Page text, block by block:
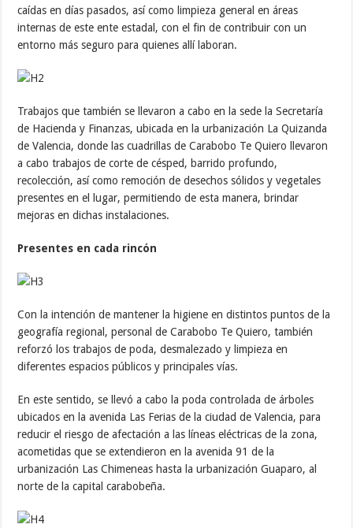
caídas en días pasados, así como limpieza general en áreas
internas de este ente estadal, con el fin de contribuir con un
entorno más seguro para quienes allí laboran.
Trabajos que también se llevaron a cabo en la sede la Secretaría
de Hacienda y Finanzas, ubicada en la urbanización La Quizanda
de Valencia, donde las cuadrillas de Carabobo Te Quiero llevaron
a cabo trabajos de corte de césped, barrido profundo,
recolección, así como remoción de desechos sólidos y vegetales
presentes en el lugar, permitiendo de esta manera, brindar
mejoras en dichas instalaciones.
Presentes en cada rincón
Con la intención de mantener la higiene en distintos puntos de la
geografía regional, personal de Carabobo Te Quiero, también
reforzó los trabajos de poda, desmalezado y limpieza en
diferentes espacios públicos y principales vías.
En este sentido, se llevó a cabo la poda controlada de árboles
ubicados en la avenida Las Ferias de la ciudad de Valencia, para
reducir el riesgo de afectación a las líneas eléctricas de la zona,
acometidas que se extendieron en la avenida 91 de la
urbanización Las Chimeneas hasta la urbanización Guaparo, al
norte de la capital carabobeña.